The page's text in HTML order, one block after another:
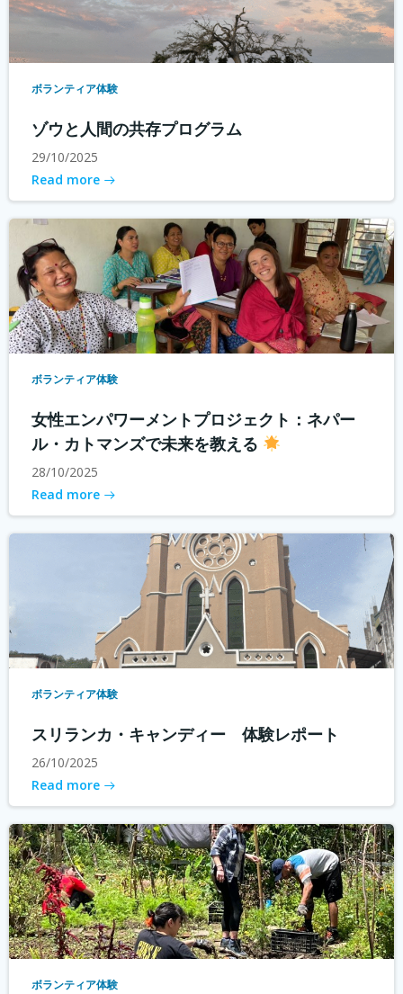
ボランティア体験
ゾウと人間の共存プログラム
29/10/2025
Read more
ボランティア体験
女性エンパワーメントプロジェクト：ネパー
ル・カトマンズで未来を教える
28/10/2025
Read more
ボランティア体験
スリランカ・キャンディー 体験レポート
26/10/2025
Read more
ボランティア体験